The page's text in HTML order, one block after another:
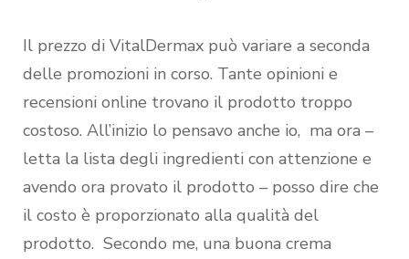
Il prezzo di VitalDermax può variare a seconda
delle promozioni in corso. Tante opinioni e
recensioni online trovano il prodotto troppo
costoso. All’inizio lo pensavo anche io, ma ora –
letta la lista degli ingredienti con attenzione e
avendo ora provato il prodotto – posso dire che
il costo è proporzionato alla qualità del
prodotto. Secondo me, una buona crema